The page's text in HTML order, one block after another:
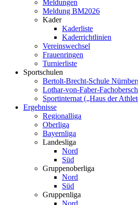
Meldungen
Meldung BM2026
Kader
Kaderliste
Kaderrichtlinien
Vereinswechsel
Frauenringen
Turnierliste
Sportschulen
Bertolt-Brecht-Schule
Lothar-von-Faber-
Sportinternat („Haus der
Ergebnisse
Regionalliga
Oberliga
Bayernliga
Landesliga
Nord
Süd
Gruppenoberliga
Nord
Süd
Gruppenliga
Nord